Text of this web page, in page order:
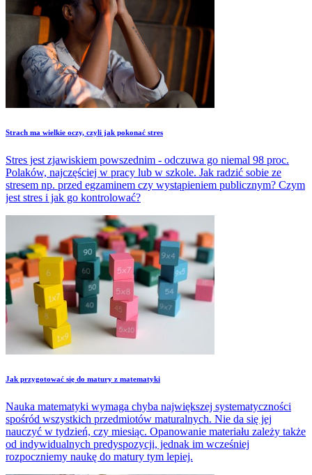
Strach ma wielkie oczy, czyli jak pokonać stres
Stres jest zjawiskiem powszednim - odczuwa go niemal 98 proc.
Polaków, najczęściej w pracy lub w szkole. Jak radzić sobie ze
stresem np. przed egzaminem czy wystąpieniem publicznym? Czym
jest stres i jak go kontrolować?
Jak przygotować się do matury z matematyki
Nauka matematyki wymaga chyba największej systematyczności
spośród wszystkich przedmiotów maturalnych. Nie da się jej
nauczyć w tydzień, czy miesiąc. Opanowanie materiału zależy także
od indywidualnych predyspozycji, jednak im wcześniej
rozpoczniemy naukę do matury tym lepiej.